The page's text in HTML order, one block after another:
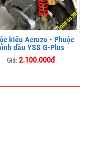
kiểu Acruzo - Phuộc
dầu YSS G-Plus
Giá:2.100.000đ